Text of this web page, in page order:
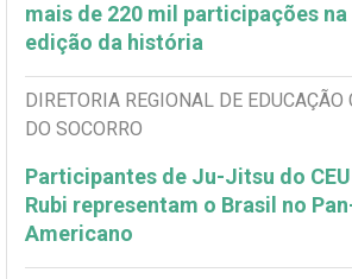
mais de 220 mil participações
edição da história
DIRETORIA REGIONAL DE EDUCAÇÃO
DO SOCORRO
Participantes de Ju-Jitsu do
Rubi representam o Brasil no
Americano